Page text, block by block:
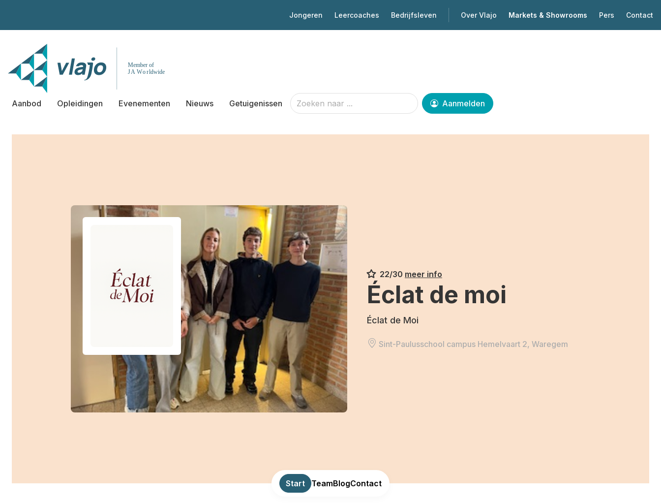
Jongeren Leercoaches Bedrijfsleven Over Vlajo Markets & Showrooms Pers Contact
Aanbod Opleidingen Evenementen Nieuws Getuigenissen Aanmelden
22/30 meer info
Éclat de moi
Éclat de Moi
Sint-Paulusschool campus Hemelvaart 2, Waregem
Start TeamBlogContact